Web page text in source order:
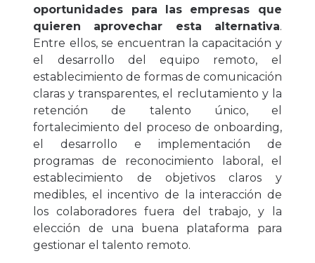
oportunidades para las empresas que
quieren aprovechar esta alternativa.
Entre ellos, se encuentran la capacitación y
el desarrollo del equipo remoto, el
establecimiento de formas de comunicación
claras y transparentes, el reclutamiento y la
retención de talento único, el
fortalecimiento del proceso de onboarding,
el desarrollo e implementación de
programas de reconocimiento laboral, el
establecimiento de objetivos claros y
medibles, el incentivo de la interacción de
los colaboradores fuera del trabajo, y la
elección de una buena plataforma para
gestionar el talento remoto.